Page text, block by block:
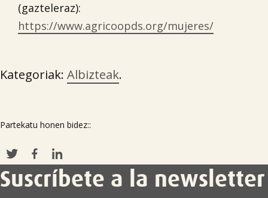
(gazteleraz):
https://www.agricoopds.org/mujeres/
Kategoriak: Albizteak.
Partekatu honen bidez::
Suscríbete a la newsletter